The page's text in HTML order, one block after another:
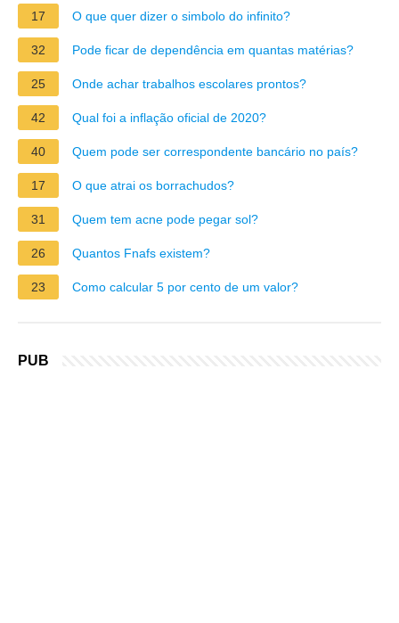
17 O que quer dizer o simbolo do infinito?
32 Pode ficar de dependência em quantas matérias?
25 Onde achar trabalhos escolares prontos?
42 Qual foi a inflação oficial de 2020?
40 Quem pode ser correspondente bancário no país?
17 O que atrai os borrachudos?
31 Quem tem acne pode pegar sol?
26 Quantos Fnafs existem?
23 Como calcular 5 por cento de um valor?
PUB